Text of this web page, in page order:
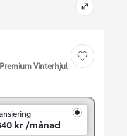
Vinterhjul
Save car
kr /månad